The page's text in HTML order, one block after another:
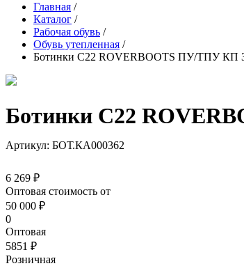
Главная /
Каталог /
Рабочая обувь /
Обувь утепленная /
Ботинки С22 ROVERBOOTS ПУ/ТПУ КП
Ботинки С22
Артикул: БОТ.КА000362
6 269 ₽
Оптовая стоимость от
50 000 ₽
0
Оптовая
5851 ₽
Розничная